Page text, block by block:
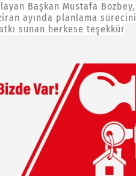
Başkan Mustafa Bozbey,
ayında planlama sürecini
sunan herkese teşekkür